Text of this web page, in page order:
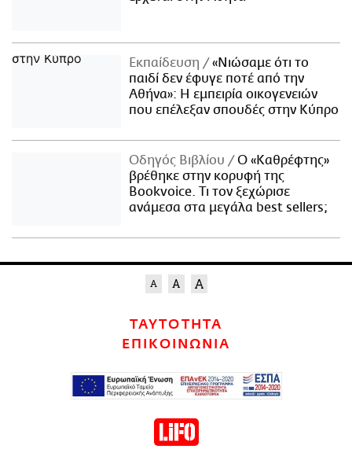
Εκπαίδευση
«Νιώσαμε ότι το
παιδί δεν έφυγε ποτέ από την
Αθήνα»: Η εμπειρία οικογενειών
που επέλεξαν σπουδές στην Κύπρο
Οδηγός Βιβλίου
Ο «Καθρέφτης»
βρέθηκε στην κορυφή της
Bookvoice. Τι τον ξεχώρισε
ανάμεσα στα μεγάλα best sellers;
ΤΑΥΤΟΤΗΤΑ
ΕΠΙΚΟΙΝΩΝΙΑ